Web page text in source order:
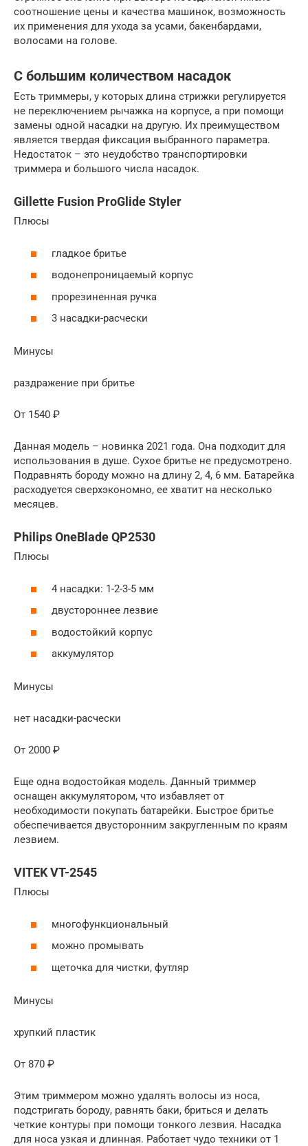
соотношение цены и качества машинок, возможность
их применения для ухода за усами, бакенбардами,
волосами на голове.
С большим количеством насадок
Есть триммеры, у которых длина стрижки регулируется
не переключением рычажка на корпусе, а при помощи
замены одной насадки на другую. Их преимуществом
является твердая фиксация выбранного параметра.
Недостаток – это неудобство транспортировки
триммера и большого числа насадок.
Gillette Fusion ProGlide Styler
Плюсы
гладкое бритье
водонепроницаемый корпус
прорезиненная ручка
3 насадки-расчески
Минусы
раздражение при бритье
От 1540 ₽
Данная модель – новинка 2021 года. Она подходит для
использования в душе. Сухое бритье не предусмотрено.
Подравнять бороду можно на длину 2, 4, 6 мм. Батарейка
расходуется сверхэкономно, ее хватит на несколько
месяцев.
Philips OneBlade QP2530
Плюсы
4 насадки: 1-2-3-5 мм
двустороннее лезвие
водостойкий корпус
аккумулятор
Минусы
нет насадки-расчески
От 2000 ₽
Еще одна водостойкая модель. Данный триммер
оснащен аккумулятором, что избавляет от
необходимости покупать батарейки. Быстрое бритье
обеспечивается двусторонним закругленным по краям
лезвием.
VITEK VT-2545
Плюсы
многофункциональный
можно промывать
щеточка для чистки, футляр
Минусы
хрупкий пластик
От 870 ₽
Этим триммером можно удалять волосы из носа,
подстригать бороду, равнять баки, бриться и делать
четкие контуры при помощи тонкого лезвия. Насадка
для носа узкая и длинная. Работает чудо техники от 1